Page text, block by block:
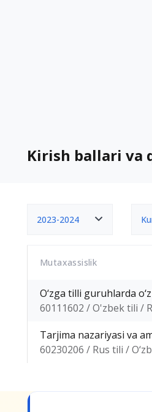
Kirish ballari va
2023-2024
Mutaxassislik
O‘zga tilli guruhlarda
60111602 / O'zbek tili /
Tarjima nazariyasi va
60230206 / Rus tili /